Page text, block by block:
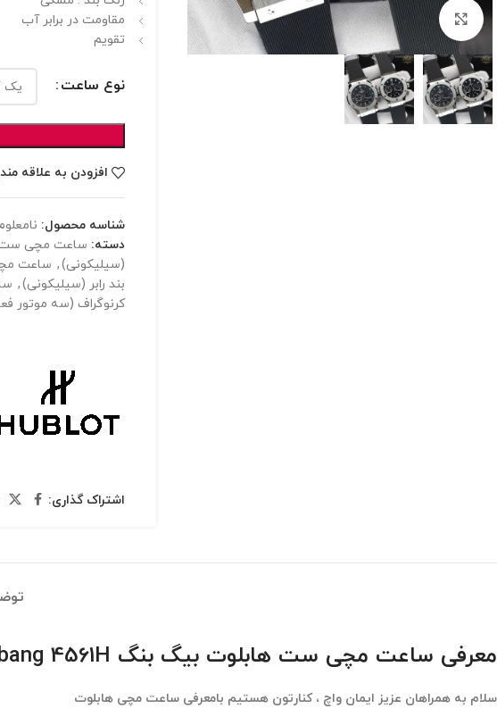
برای بزرگنمایی کلیک کنید
مقاومت در برابر آب
تقویم
نوع ساعت
افزودن به علاقه
شناسه محصول:
دسته: ساعت مچی
(سیلیکونی), ساعت
بند رابر (سیلیکونی),
کرنوگراف (سه موتور
اشتراک گذاری:
معرفی ساعت مچی ست هابلوت بیگ بنگ Hublot big bang 4561H
سلام به همراهان عزیز ایمان واچ ، کنارتون هستیم بامعرفی ساعت مچی هابلوت